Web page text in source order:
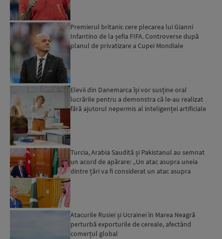
Premierul britanic cere plecarea lui Gianni
Infantino de la șefia FIFA. Controverse după
planul de privatizare a Cupei Mondiale
Elevii din Danemarca își vor susține oral
lucrările pentru a demonstra că le-au realizat
fără ajutorul nepermis al inteligenței artificiale
Turcia, Arabia Saudită și Pakistanul au semnat
un acord de apărare: „Un atac asupra uneia
dintre țări va fi considerat un atac asupra
Atacurile Rusiei și Ucrainei în Marea Neagră
perturbă exporturile de cereale, afectând
comerțul global